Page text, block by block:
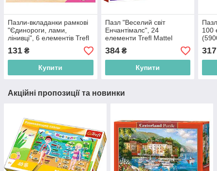
Пазли-вкладанки рамкові
"Єдинороги, лами,
лінивці", 6 елементів Trefl
(5900511313116)
131 ₴
Купити
Пазл "Веселий світ
Енчантімалс", 24
елементи Trefl Mattel
Enchantimals
(5900511143157)
384₴
Купити
100
317
Акційні пропозиції та новинки